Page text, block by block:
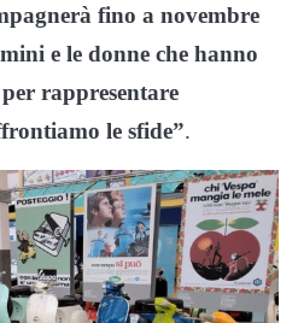
fino a novembre
e le donne che hanno
rappresentare
le sfide”.